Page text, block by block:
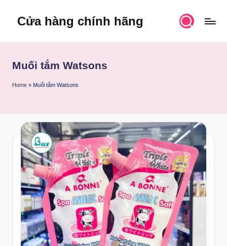
Cửa hàng chính hãng
Muối tắm Watsons
Home » Muối tắm Watsons